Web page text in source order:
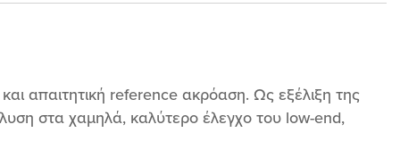
make you feel like you’ve been
απαιτητική reference ακρόαση. Ως εξέλιξη της
στα χαμηλά, καλύτερο έλεγχο του low-end,